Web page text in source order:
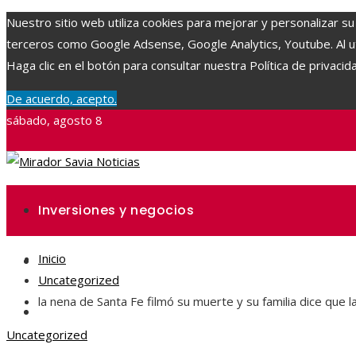
Nuestro sitio web utiliza cookies para mejorar y personalizar
terceros como Google Adsense, Google Analytics, Youtube.
Haga clic en el botón para consultar nuestra Política de
De acuerdo, acepto.
sábado, agosto 8
Inversiones y negocios
Ciencia y tecnología
Responsabilidad social
Inicio
Uncategorized
la nena de Santa Fe filmó su muerte y su familia dice que
Uncategorized